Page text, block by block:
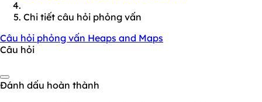
Chi tiết câu hỏi phỏng vấn
Câu hỏi phỏng vấn Heaps and Maps
Câu hỏi
Đánh dấu hoàn thành